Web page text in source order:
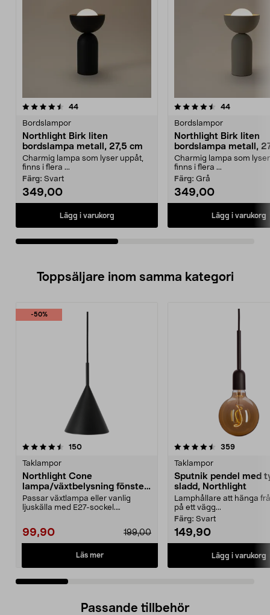
44recensioner
Bordslampor
Northlight Birk liten
bordslampa metall, 27,5 cm
Charmig lampa som lyser uppåt,
finns i flera ...
Färg: Svart
349,00
Lägg i varukorg
4.5av 5 stjärnor 44recensioner
Bordslampor
Northlight Birk liten
bordslampa metall,
Charmig lampa som
finns i flera ...
Färg: Grå
349,00
Lägg i varukorg
4.5av 5 stjärnor
Toppsäljare inom samma kategori
-50%
150recensioner
Taklampor
Northlight Cone
lampa/växtbelysning fönster,
svart
Passar växtlampa eller vanlig
ljuskälla med E27-sockel.
99,90 199,00
Läs mer
4.5 av 5 stjärnor 359
Taklampor
Sputnik pendel med
sladd, Northlight
Lamphållare att hänga
på ett vägg...
Färg: Svart
149,90
Lägg i varukorg
0.0 av 5 stjärnor
Passande tillbehör